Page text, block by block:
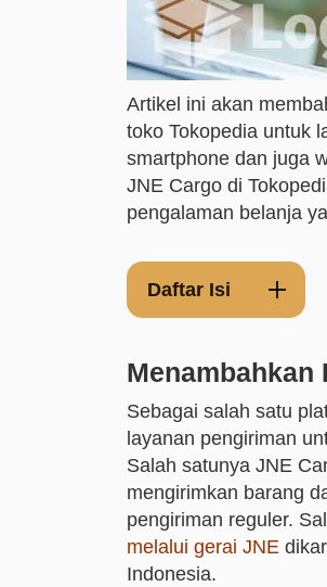
Artikel ini akan
toko Tokopedia untuk
smartphone dan juga
JNE Cargo di
pengalaman belanja
Daftar Isi
Menambahkan
Sebagai salah satu
layanan pengiriman
Salah satunya JNE
mengirimkan barang
pengiriman reguler.
melalui gerai JNE
Indonesia.